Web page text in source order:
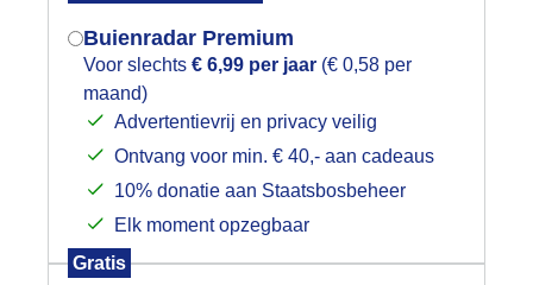
Buienradar Premium
Voor slechts € 6,99 per jaar (€ 0,58 per
maand)
Advertentievrij en privacy veilig
Ontvang voor min. € 40,- aan cadeaus
10% donatie aan Staatsbosbeheer
Elk moment opzegbaar
Gratis
Lees meer.
Foto en video Weerzine
lente weer..in Den Helder...
Mogen we je locatie gebruiken voor
het weer?
Indien je hier nog geen akkoord op hebt
gegeven, verschijnt er zo een pop-up uit